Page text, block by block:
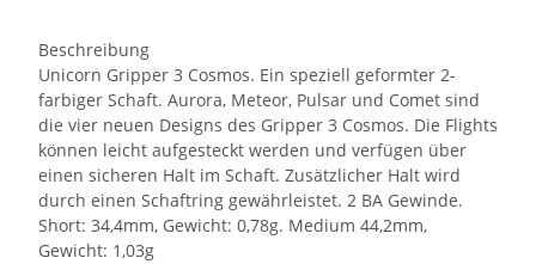
Beschreibung
Unicorn Gripper 3 Cosmos. Ein speziell geformter 2-
farbiger Schaft. Aurora, Meteor, Pulsar und Comet sind
die vier neuen Designs des Gripper 3 Cosmos. Die Flights
können leicht aufgesteckt werden und verfügen über
einen sicheren Halt im Schaft. Zusätzlicher Halt wird
durch einen Schaftring gewährleistet. 2 BA Gewinde.
Short: 34,4mm, Gewicht: 0,78g. Medium 44,2mm,
Gewicht: 1,03g